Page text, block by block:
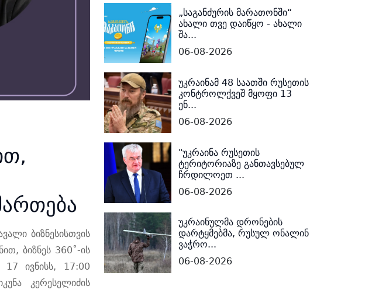
ბიზნესისთვის
, ბიზნეს360˚-ის
17ივნისს, 17:00
კერესელიძის
„საგანძურის მარათონში“
ახალი თვე დაიწყო - ახალი
შა...
06-08-2026
უკრაინამ 48 საათში რუსეთის
კონტროლქვეშ მყოფი 13
ენ...
06-08-2026
"უკრაინა რუსეთის
ტერიტორიაზე განთავსებულ
ჩრდილოეთ ...
06-08-2026
უკრაინულმა დრონების
დარტყმებმა, რუსულ ონალინ
ვაჭრო...
06-08-2026